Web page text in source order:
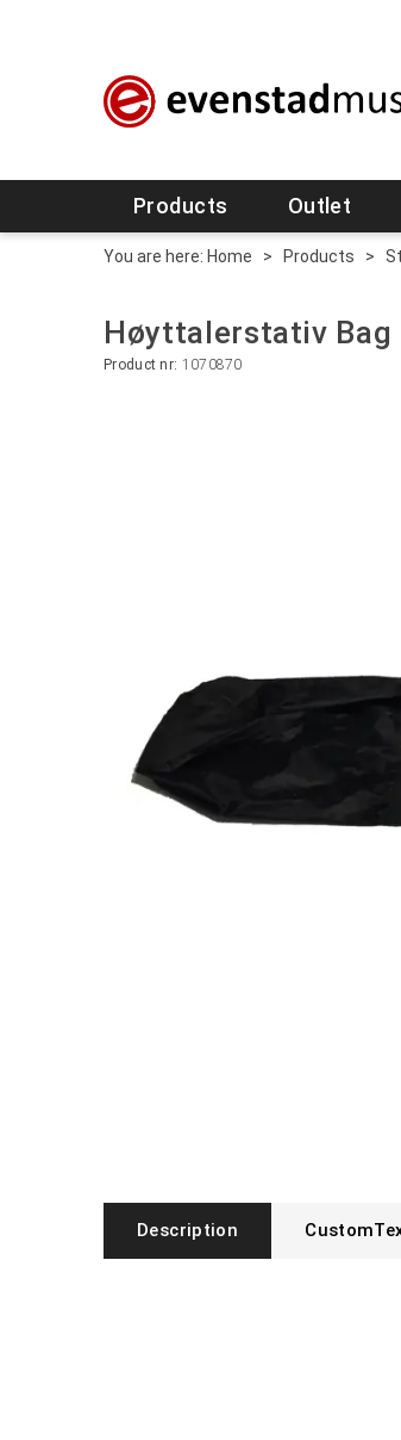
Products Outlet
You are here: Home > Products >
Høyttalerstativ Bag
Product nr: 1070870
Description